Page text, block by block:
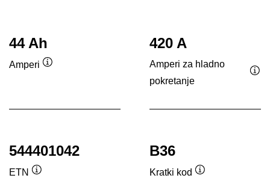
44 Ah
Amperi
420 A
Amperi za hladno
pokretanje
544401042
ETN
B36
Kratki kod